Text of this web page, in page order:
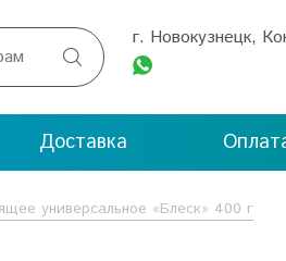

г. Новокузнецк,
Доставка
универсальное «Блеск» 400 г